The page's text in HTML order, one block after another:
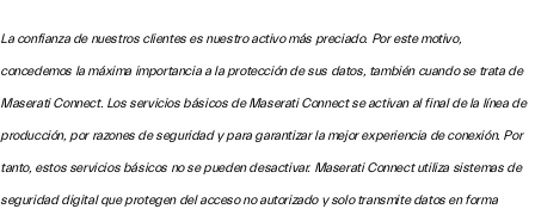
La confianza de nuestros clientes es nuestro activo más preciado. Por este motivo,
concedemos la máxima importancia a la protección de sus datos, también cuando se trata de
Maserati Connect. Los servicios básicos de Maserati Connect se activan al final de la línea de
producción, por razones de seguridad y para garantizar la mejor experiencia de conexión. Por
tanto, estos servicios básicos no se pueden desactivar. Maserati Connect utiliza sistemas de
seguridad digital que protegen del acceso no autorizado y solo transmite datos en forma